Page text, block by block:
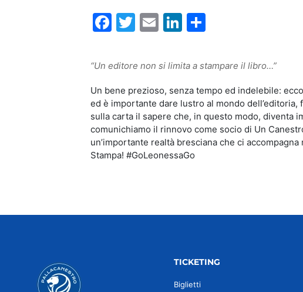
Facebook
Twitter
EmailLinkedIn
“Un editore non si limita a stampare il libro…”
Un bene prezioso, senza tempo ed indelebile:
ed è importante dare lustro al mondo
sulla carta il sapere che, in questo modo, diventa
comunichiamo il rinnovo come socio di Un
un’importante realtà bresciana che ci
Stampa! #GoLeonessaGo
TICKETING
Biglietti